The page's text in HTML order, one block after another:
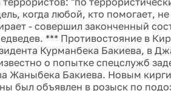
когда любой, кто помогает,
- совершил законченный
*** Противостояние в
Курманбека Бакиева, в
о попытке спецслужб
Жаныбека Бакиева. Новым
был объявлен в розыск по